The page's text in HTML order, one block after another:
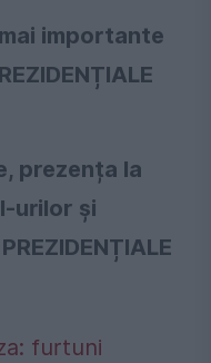
importante
prezența la
urilor și
furtuni